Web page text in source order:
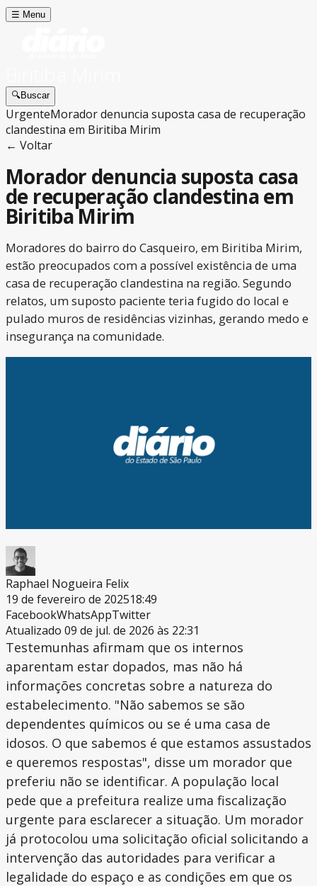
☰ Menu
🔍Buscar
UrgenteMorador denuncia suposta casa de recuperação
clandestina em Biritiba Mirim
← Voltar
Morador denuncia suposta casa
de recuperação clandestina em
Biritiba Mirim
Moradores do bairro do Casqueiro, em Biritiba Mirim,
estão preocupados com a possível existência de uma
casa de recuperação clandestina na região. Segundo
relatos, um suposto paciente teria fugido do local e
pulado muros de residências vizinhas, gerando medo e
insegurança na comunidade.
Raphael Nogueira Felix
19 de fevereiro de 202518:49
FacebookWhatsAppTwitter
Atualizado 09 de jul. de 2026 às 22:31
Testemunhas afirmam que os internos
aparentam estar dopados, mas não há
informações concretas sobre a natureza do
estabelecimento. "Não sabemos se são
dependentes químicos ou se é uma casa de
idosos. O que sabemos é que estamos assustados
e queremos respostas", disse um morador que
preferiu não se identificar. A população local
pede que a prefeitura realize uma fiscalização
urgente para esclarecer a situação. Um morador
já protocolou uma solicitação oficial solicitando a
intervenção das autoridades para verificar a
legalidade do espaço e as condições em que os